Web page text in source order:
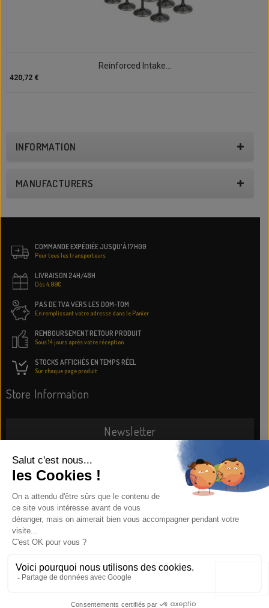
Reinforced Intake...
420,72 €
INFORMATION
MANUFACTURERS
COMMANDE EXPÉDIÉE JUSQU'À 17H00
Pour tous les transporteurs
LIVRAISON 24H/48H
Dès 4.99€
PAS DE TVA VERS LES DOM-TOM
En remplissant votre adresse dans le Panier
REMBOURSEMENT RETOUR PRODUIT
Sous 14 jours après votre réception
STOCKS AFFICHÉS EN TEMPS RÉEL
Sur chaque page produit
Store Information
Newsletter
Information